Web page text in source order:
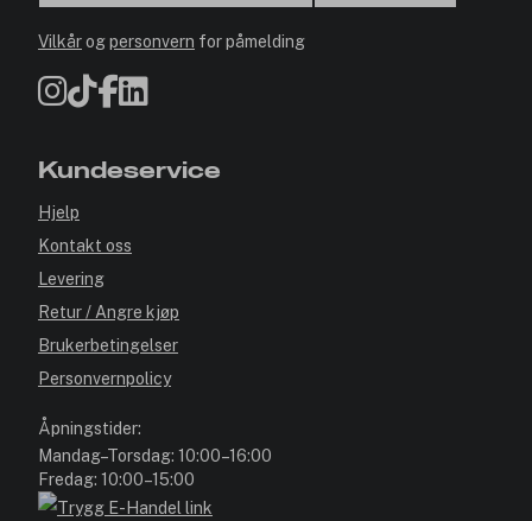
Vilkårogpersonvern for påmelding
Kundeservice
Hjelp
Kontakt oss
Levering
Retur / Angre kjøp
Brukerbetingelser
Personvernpolicy
Åpningstider:
Mandag–Torsdag: 10:00–16:00
Fredag: 10:00–15:00